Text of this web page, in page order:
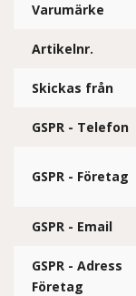
Varumärke
Artikelnr.
Skickas från
GSPR - Telefon
GSPR - Företag
GSPR - Email
GSPR - Adress
Företag